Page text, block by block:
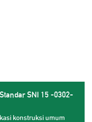
SNI 15 -0302-
konstruksi umum